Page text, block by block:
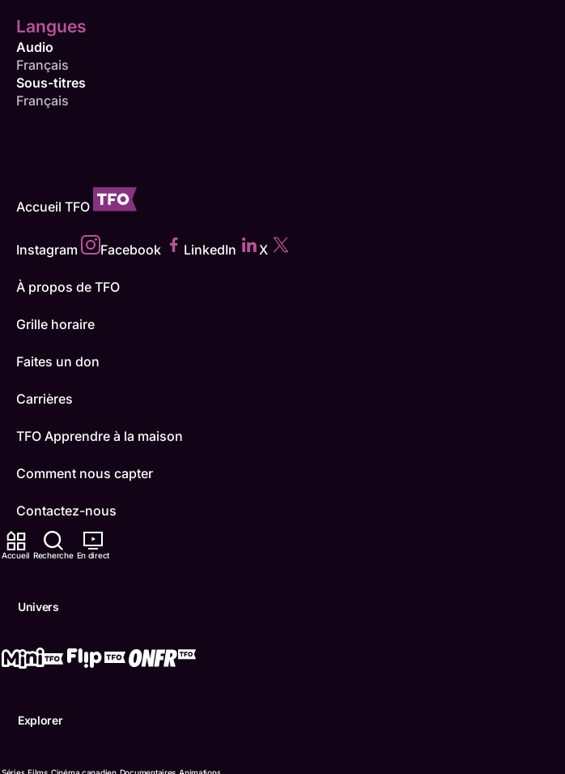
Accueil Recherche En direct
Univers
Explorer
Langues
Audio
Français
Sous-titres
Français
Accueil TFO
Instagram Facebook LinkedIn X
À propos de TFO
Grille horaire
Faites un don
Carrières
TFO Apprendre à la maison
Comment nous capter
Contactez-nous
ONFR
Conditions d'utilisation